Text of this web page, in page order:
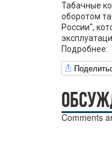
Табачные
оборотом
России",
Подробнее:
Comments